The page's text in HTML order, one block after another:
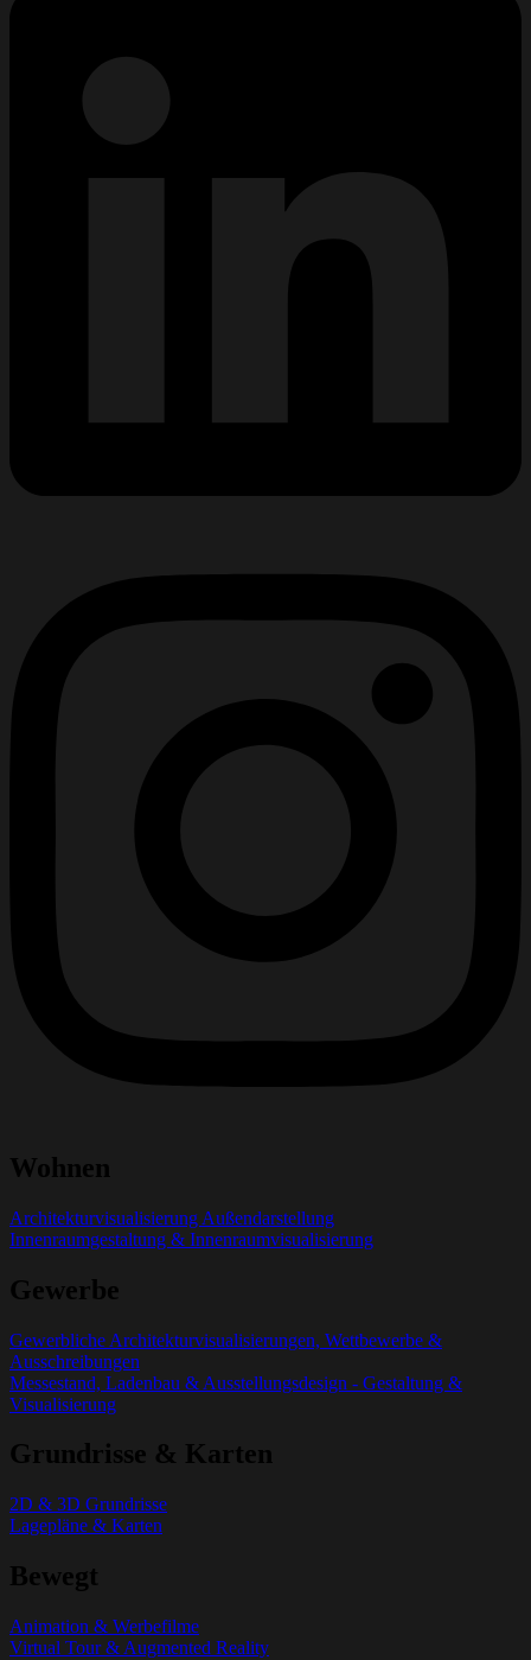
Wohnen
Architekturvisualisierung Außendarstellung
Innenraumgestaltung & Innenraumvisualisierung
Gewerbe
Gewerbliche Architekturvisualisierungen, Wettbewerbe &
Ausschreibungen
Messestand, Ladenbau & Ausstellungsdesign - Gestaltung &
Visualisierung
Grundrisse & Karten
2D & 3D Grundrisse
Lagepläne & Karten
Bewegt
Animation & Werbefilme
Virtual Tour & Augmented Reality